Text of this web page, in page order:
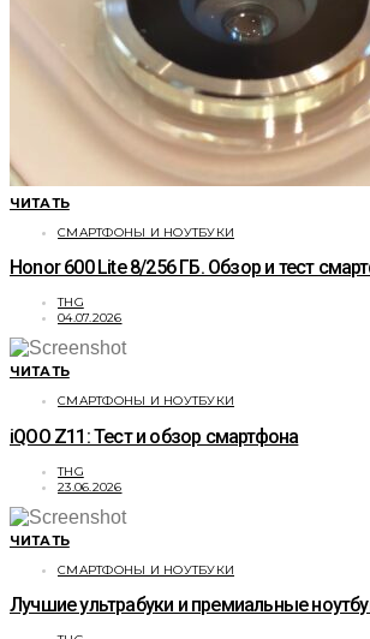
ЧИТАТЬ
СМАРТФОНЫ И НОУТБУКИ
Honor 600 Lite 8/256 ГБ. Обзор и тест
THG
04.07.2026
ЧИТАТЬ
СМАРТФОНЫ И НОУТБУКИ
iQOO Z11: Тест и обзор смартфона
THG
23.06.2026
ЧИТАТЬ
СМАРТФОНЫ И НОУТБУКИ
Лучшие ультрабуки и премиальные